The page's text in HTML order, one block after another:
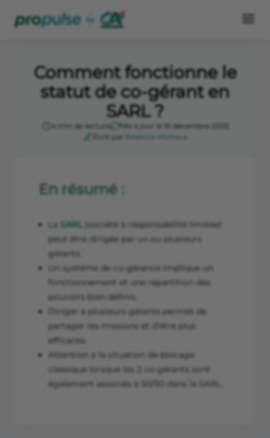
Comment fonctionne le
statut de co-gérant en
SARL ?
4 min de lecture
Mis à jour le 16 décembre 2025
Écrit par
Béatrice Michaux
En résumé :
La SARL (société à responsabilité limitée)
peut être dirigée par un ou plusieurs
gérants.
Un système de co-gérance implique un
fonctionnement et une répartition des
pouvoirs bien définis.
Diriger à plusieurs gérants permet de
partager les missions et d’être plus
efficaces.
Attention à la situation de blocage
classique lorsque les 2 co-gérants sont
également associés à 50/50 dans la SARL.